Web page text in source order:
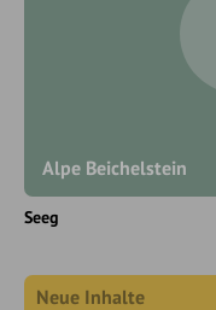
Alpe Beichelstein
Seeg
Neue Inhalte